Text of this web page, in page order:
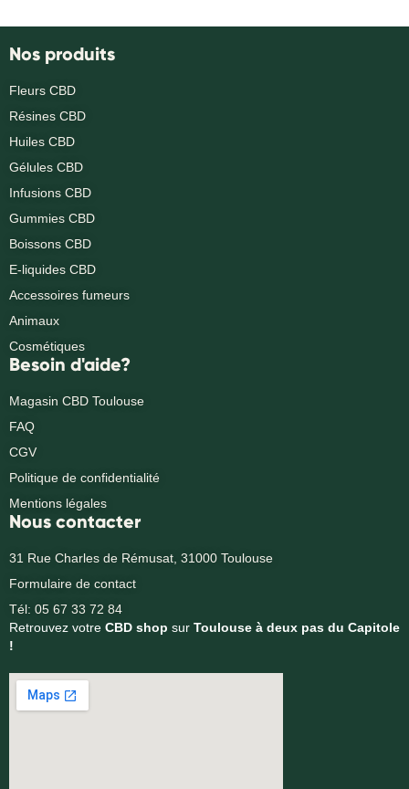
Nos produits
Fleurs CBD
Résines CBD
Huiles CBD
Gélules CBD
Infusions CBD
Gummies CBD
Boissons CBD
E-liquides CBD
Accessoires fumeurs
Animaux
Cosmétiques
Besoin d'aide?
Magasin CBD Toulouse
FAQ
CGV
Politique de confidentialité
Mentions légales
Nous contacter
31 Rue Charles de Rémusat, 31000 Toulouse
Formulaire de contact
Tél: 05 67 33 72 84
Retrouvez votre CBD shop sur Toulouse à deux pas du Capitole
!